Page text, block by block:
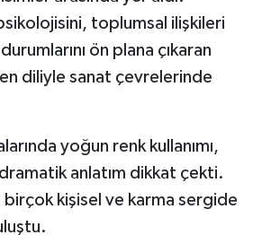
toplumsal ilişkileri
ön plana çıkaran
diliyle sanat çevrelerinde
yoğun renk kullanımı,
anlatım dikkat çekti.
birçok kişisel ve karma sergide